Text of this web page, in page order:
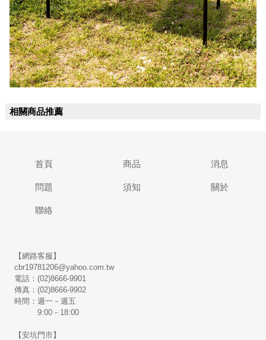
相關商品推薦
首頁 商品 消息
問題 須知 關於
聯絡
【網路客服】
cbr19781206@yahoo.com.tw
電話：(02)8666-9901
傳真：(02)8666-9902
時間：週一－週五
9:00－18:00
【安坑門市】